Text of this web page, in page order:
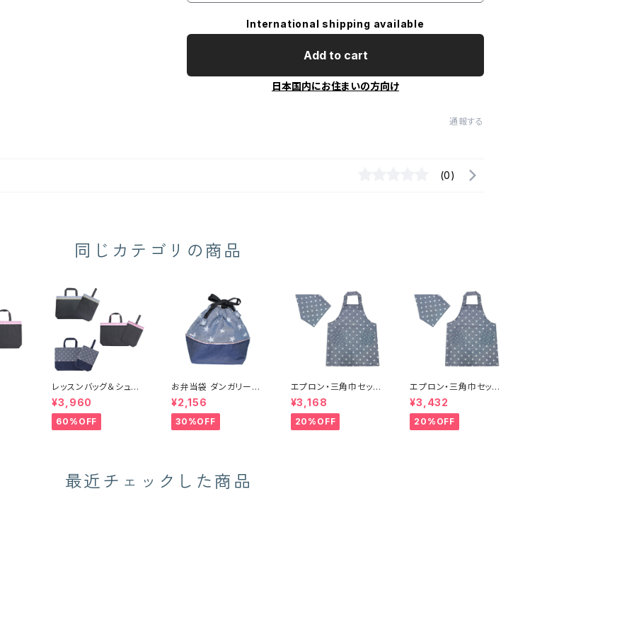
International shipping available
Add to cart
日本国内にお住まいの方向け
通報する
(0)
同じカテゴリの商品
レッスンバッグ＆シュー
ズ袋セット
¥3,960
60%OFF
お弁当袋 ダンガリース
ター （15505）
¥2,156
30%OFF
エプロン・三角巾セット
ダンガリースター S, M
サイズ
¥3,168
20%OFF
エプロン・三角巾セット
ダンガリースター L,LL
サイズ
¥3,432
20%OFF
最近チェックした商品